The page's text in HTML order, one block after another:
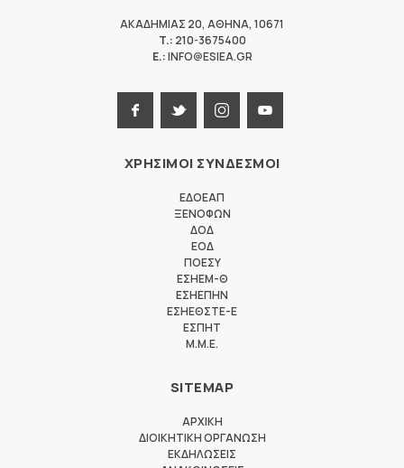
ΑΚΑΔΗΜΙΑΣ 20, ΑΘΗΝΑ, 10671
T.: 210-3675400
E.:INFO@ESIEA.GR
ΧΡΗΣΙΜΟΙ ΣΥΝΔΕΣΜΟΙ
ΕΔΟΕΑΠ
ΞΕΝΟΦΩΝ
ΔΟΔ
ΕΟΔ
ΠΟΕΣΥ
ΕΣΗΕΜ-Θ
ΕΣΗΕΠΗΝ
ΕΣΗΕΘΣΤΕ-Ε
ΕΣΠΗΤ
M.M.E.
SITEMAP
ΑΡΧΙΚΗ
ΔΙΟΙΚΗΤΙΚΗ ΟΡΓΑΝΩΣΗ
ΕΚΔΗΛΩΣΕΙΣ